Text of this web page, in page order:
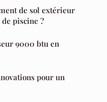
de sol extérieur
piscine ?
9000 btu en
pour un